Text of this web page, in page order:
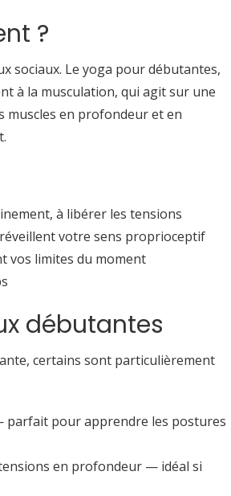
?
sociaux. Le yoga pour débutantes,
à la musculation, qui agit sur une
muscles en profondeur et en
à libérer les tensions
votre sens proprioceptif
vos limites du moment
débutantes
certains sont particulièrement
parfait pour apprendre les postures
en profondeur — idéal si